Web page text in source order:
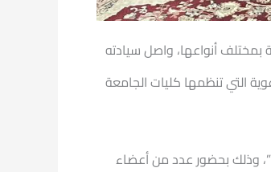
أنواعها، واصل سيادته
التي تنظمها كليات الجامعة
وذلك بحضور عدد من أعضاء